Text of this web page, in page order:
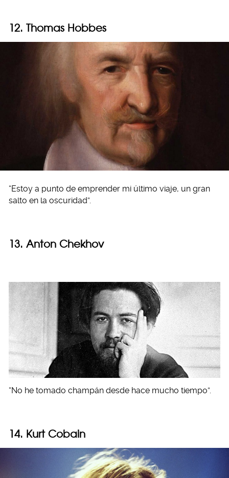
12. Thomas Hobbes
“Estoy a punto de emprender mi último viaje, un gran
salto en la oscuridad”.
13. Anton Chekhov
“No he tomado champán desde hace mucho tiempo”.
14. Kurt Cobain